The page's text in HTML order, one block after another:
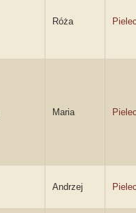
Róża
Maria
Andrzej